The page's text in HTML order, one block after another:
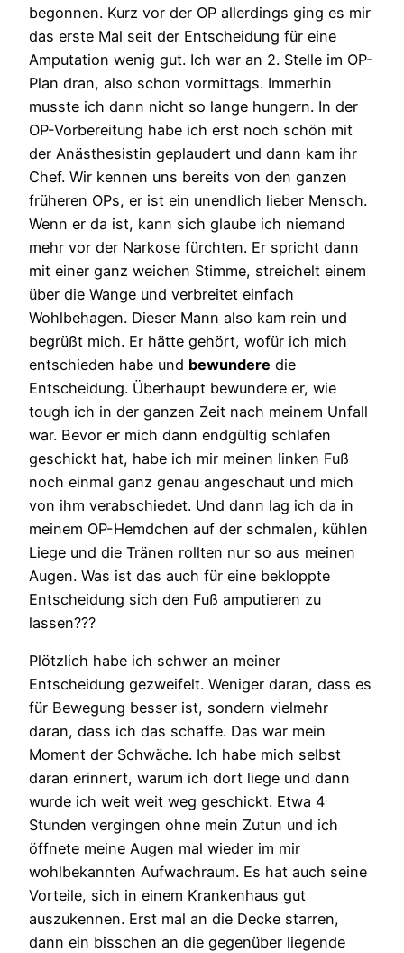
begonnen. Kurz vor der OP allerdings ging es mir
das erste Mal seit der Entscheidung für eine
Amputation wenig gut. Ich war an 2. Stelle im OP-
Plan dran, also schon vormittags. Immerhin
musste ich dann nicht so lange hungern. In der
OP-Vorbereitung habe ich erst noch schön mit
der Anästhesistin geplaudert und dann kam ihr
Chef. Wir kennen uns bereits von den ganzen
früheren OPs, er ist ein unendlich lieber Mensch.
Wenn er da ist, kann sich glaube ich niemand
mehr vor der Narkose fürchten. Er spricht dann
mit einer ganz weichen Stimme, streichelt einem
über die Wange und verbreitet einfach
Wohlbehagen. Dieser Mann also kam rein und
begrüßt mich. Er hätte gehört, wofür ich mich
entschieden habe und bewundere die
Entscheidung. Überhaupt bewundere er, wie
tough ich in der ganzen Zeit nach meinem Unfall
war. Bevor er mich dann endgültig schlafen
geschickt hat, habe ich mir meinen linken Fuß
noch einmal ganz genau angeschaut und mich
von ihm verabschiedet. Und dann lag ich da in
meinem OP-Hemdchen auf der schmalen, kühlen
Liege und die Tränen rollten nur so aus meinen
Augen. Was ist das auch für eine bekloppte
Entscheidung sich den Fuß amputieren zu
lassen???
Plötzlich habe ich schwer an meiner
Entscheidung gezweifelt. Weniger daran, dass es
für Bewegung besser ist, sondern vielmehr
daran, dass ich das schaffe. Das war mein
Moment der Schwäche. Ich habe mich selbst
daran erinnert, warum ich dort liege und dann
wurde ich weit weit weg geschickt. Etwa 4
Stunden vergingen ohne mein Zutun und ich
öffnete meine Augen mal wieder im mir
wohlbekannten Aufwachraum. Es hat auch seine
Vorteile, sich in einem Krankenhaus gut
auszukennen. Erst mal an die Decke starren,
dann ein bisschen an die gegenüber liegende